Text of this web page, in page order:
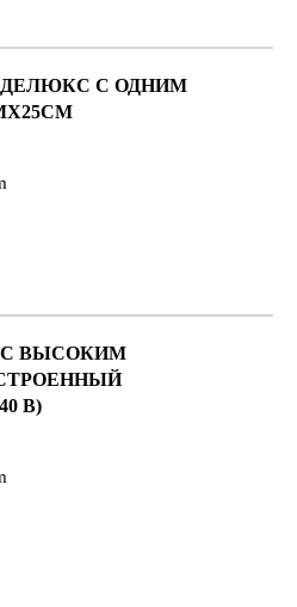
ДЕЛЮКС С ОДНИМ
С ВЫСОКИМ
В)